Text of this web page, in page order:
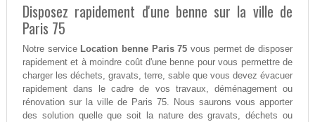
Disposez rapidement d'une benne sur la ville de
Paris 75
Notre service Location benne Paris 75 vous permet de disposer
rapidement et à moindre coût d'une benne pour vous permettre de
charger les déchets, gravats, terre, sable que vous devez évacuer
rapidement dans le cadre de vos travaux, déménagement ou
rénovation sur la ville de Paris 75. Nous saurons vous apporter
des solution quelle que soit la nature des gravats, déchets ou